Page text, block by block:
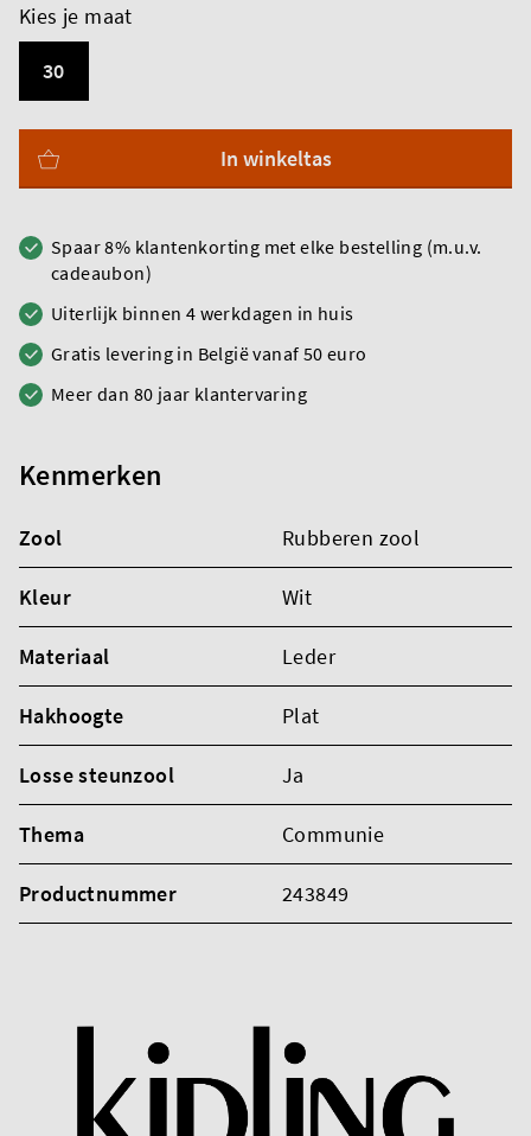
Kies je maat
30
In winkeltas
Spaar 8% klantenkorting met elke bestelling (m.u.v.
cadeaubon)
Uiterlijk binnen 4 werkdagen in huis
Gratis levering in België vanaf 50 euro
Meer dan 80 jaar klantervaring
Kenmerken
Zool Rubberen zool
Kleur Wit
Materiaal Leder
Hakhoogte Plat
Losse steunzool Ja
Thema Communie
Productnummer 243849